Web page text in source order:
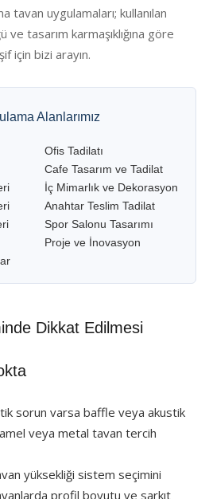
tavan uygulamaları; kullanılan
tasarım karmaşıklığına göre
için bizi arayın.
Alanlarımız
Ofis Tadilatı
Cafe Tasarım ve Tadilat
İç Mimarlık ve Dekorasyon
Anahtar Teslim Tadilat
Spor Salonu Tasarımı
Proje ve İnovasyon
Dikkat Edilmesi
sorun varsa baffle veya akustik
veya metal tavan tercih
yüksekliği sistem seçimini
profil boyutu ve sarkıt